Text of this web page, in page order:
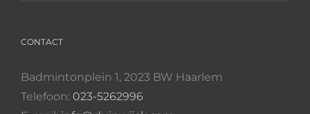
CONTACT
Badmintonplein 1, 2023 BW Haarlem
Telefoon: 023-5262996